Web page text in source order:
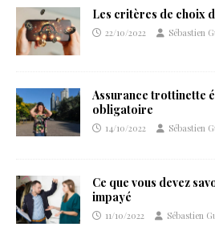
Les critères de choix
22/10/2022 Sébastien
Assurance trottinette
obligatoire
14/10/2022 Sébastien
Ce que vous devez
impayé
11/10/2022 Sébastien